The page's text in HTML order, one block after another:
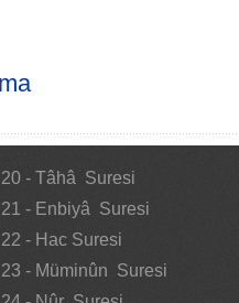
20 - Tâhâ Suresi
21 - Enbiyâ Suresi
22 - Hac Suresi
23 - Müminûn Suresi